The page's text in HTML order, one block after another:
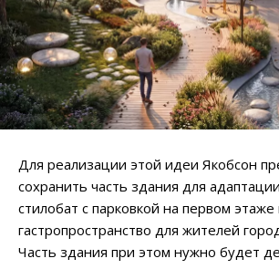
Для реализации этой идеи Якобсон
сохранить часть здания для
стилобат с парковкой на первом этаже
гастропространство для жителей
Часть здания при этом нужно будет